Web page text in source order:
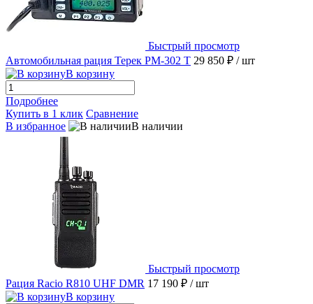
Быстрый просмотр
Автомобильная рация Терек РМ-302 Т 29 850 ₽ / шт
В корзину
Подробнее
Купить в 1 клик Сравнение
В избранное
В наличии
Быстрый просмотр
Рация Racio R810 UHF DMR 17 190 ₽ / шт
В корзину